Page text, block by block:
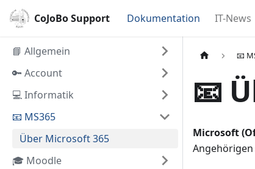
CoJoBo Support Dokumentation IT-News
📘 Allgemein
🔑 Account
💻 Informatik
📧 MS365
Über Microsoft 365
🎓 Moodle
📧
📧
Microsoft
Angehörigen